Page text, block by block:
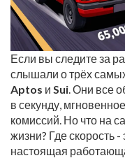
Если вы следите за
слышали о трёх
Aptos и Sui . Они все
в секунду,
комиссий. Но что на
жизни? Где скорость
настоящая